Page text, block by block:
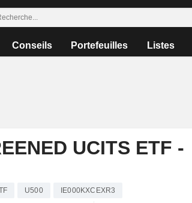
Conseils Portefeuilles Listes
UCITS ETF -
U500 IE000KXCEXR3